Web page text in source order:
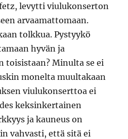
levytti viulukonserton
arvaamattomaan.
tolkkua. Pystyykö
hyvän ja
toisistaan? Minulta se ei
monelta muultakaan
viulukonserttoa ei
keksinkertainen
ja kauneus on
vahvasti, että sitä ei